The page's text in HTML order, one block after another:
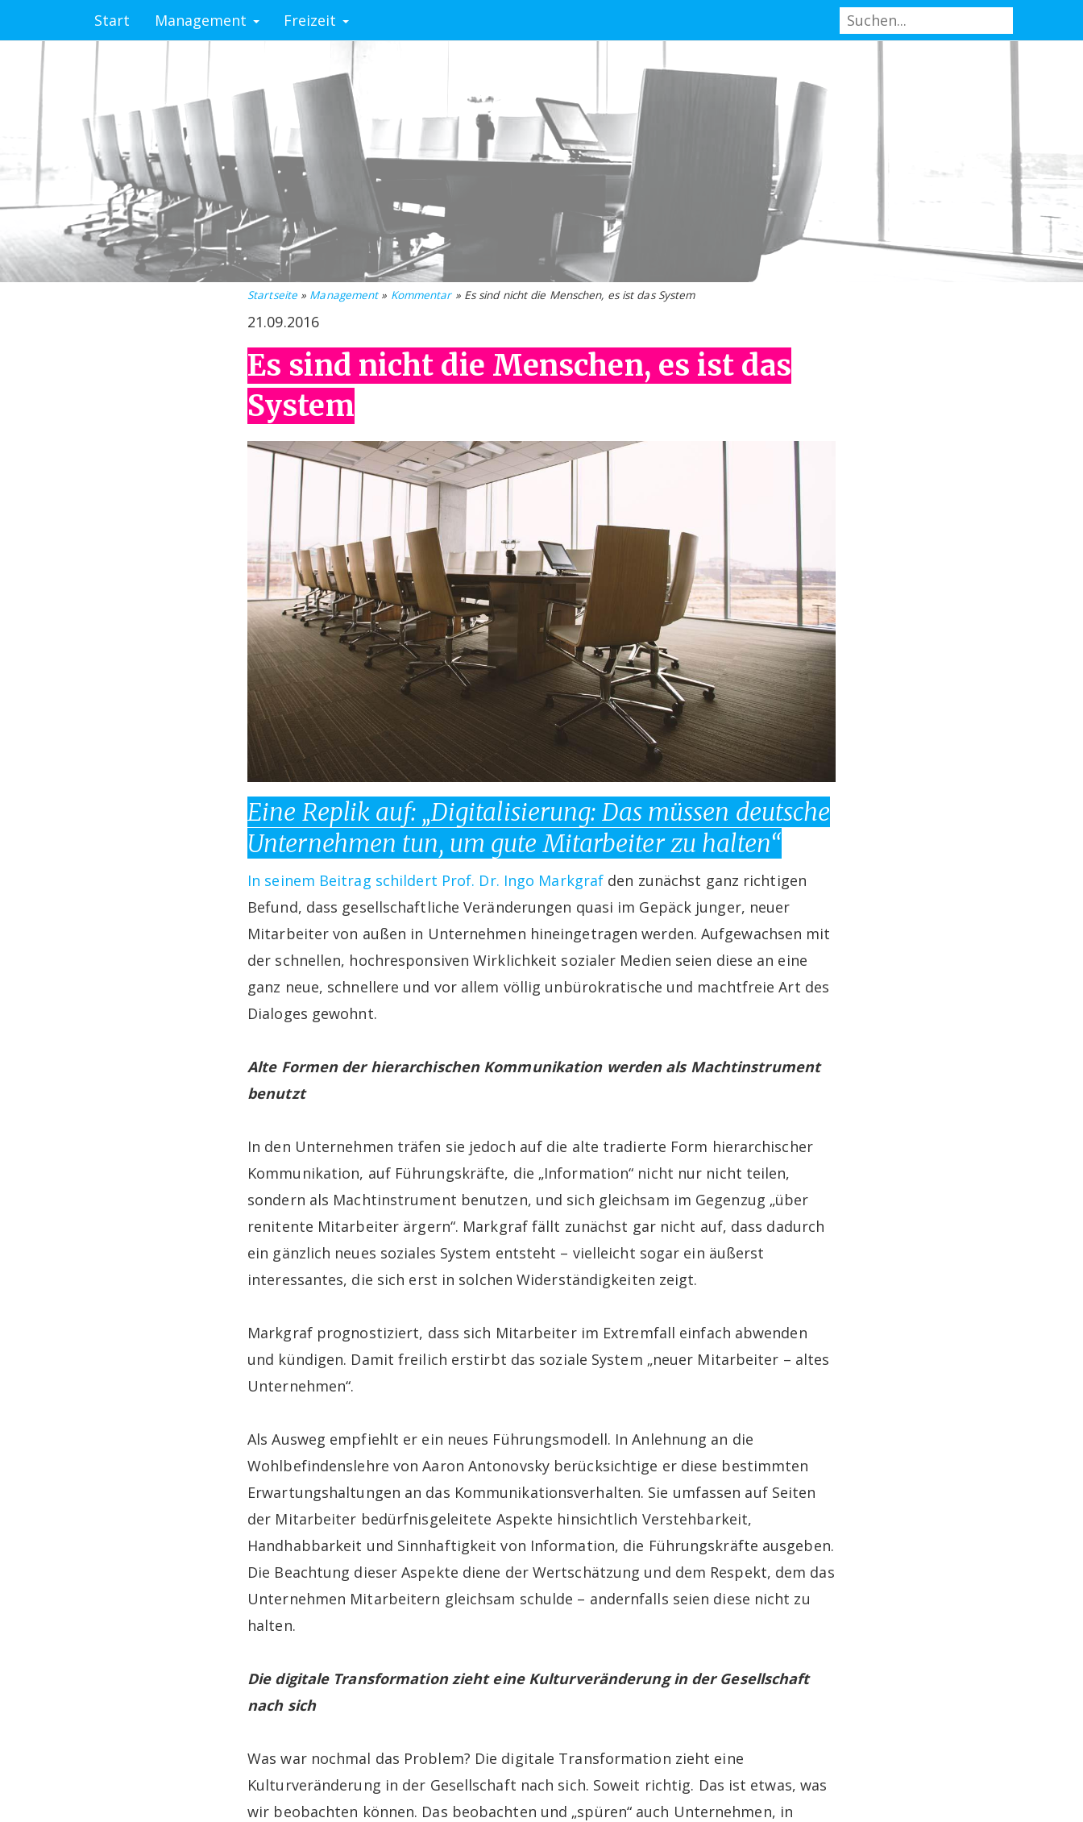
Start Management Freizeit
Startseite » Management» Kommentar» Es sind nicht die Menschen, es ist das System
21.09.2016
Es sind nicht die Menschen, es ist das
System
Eine Replik auf: „Digitalisierung: Das müssen deutsche
Unternehmen tun, um gute Mitarbeiter zu halten“
In seinem Beitrag schildert Prof. Dr. Ingo Markgraf den zunächst ganz richtigen
Befund, dass gesellschaftliche Veränderungen quasi im Gepäck junger, neuer
Mitarbeiter von außen in Unternehmen hineingetragen werden. Aufgewachsen mit
der schnellen, hochresponsiven Wirklichkeit sozialer Medien seien diese an eine
ganz neue, schnellere und vor allem völlig unbürokratische und machtfreie Art des
Dialoges gewohnt.
Alte Formen der hierarchischen Kommunikation werden als Machtinstrument
benutzt
In den Unternehmen träfen sie jedoch auf die alte tradierte Form hierarchischer
Kommunikation, auf Führungskräfte, die „Information“ nicht nur nicht teilen,
sondern als Machtinstrument benutzen, und sich gleichsam im Gegenzug „über
renitente Mitarbeiter ärgern“. Markgraf fällt zunächst gar nicht auf, dass dadurch
ein gänzlich neues soziales System entsteht – vielleicht sogar ein äußerst
interessantes, die sich erst in solchen Widerständigkeiten zeigt.
Markgraf prognostiziert, dass sich Mitarbeiter im Extremfall einfach abwenden
und kündigen. Damit freilich erstirbt das soziale System „neuer Mitarbeiter – altes
Unternehmen“.
Als Ausweg empfiehlt er ein neues Führungsmodell. In Anlehnung an die
Wohlbefindenslehre von Aaron Antonovsky berücksichtige er diese bestimmten
Erwartungshaltungen an das Kommunikationsverhalten. Sie umfassen auf Seiten
der Mitarbeiter bedürfnisgeleitete Aspekte hinsichtlich Verstehbarkeit,
Handhabbarkeit und Sinnhaftigkeit von Information, die Führungskräfte ausgeben.
Die Beachtung dieser Aspekte diene der Wertschätzung und dem Respekt, dem das
Unternehmen Mitarbeitern gleichsam schulde – andernfalls seien diese nicht zu
halten.
Die digitale Transformation zieht eine Kulturveränderung in der Gesellschaft
nach sich
Was war nochmal das Problem? Die digitale Transformation zieht eine
Kulturveränderung in der Gesellschaft nach sich. Soweit richtig. Das ist etwas, was
wir beobachten können. Das beobachten und „spüren“ auch Unternehmen, in